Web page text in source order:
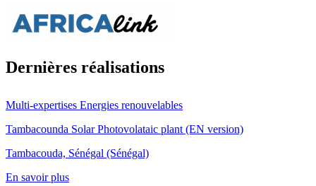
Dernières réalisations
Multi-expertises Energies renouvelables
Tambacounda Solar Photovolataic plant (EN version)
Tambacouda, Sénégal (Sénégal)
En savoir plus